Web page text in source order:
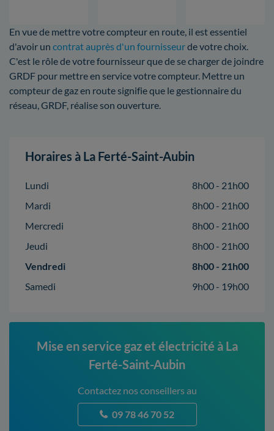
En vue de mettre votre compteur en route, il est essentiel
d'avoir un contrat auprès d'un fournisseurde votre choix.
C'est le rôle de votre fournisseur que de se charger de joindre
GRDF pour mettre en service votre compteur. Mettre un
compteur de gaz en route signifie que le gestionnaire du
réseau, GRDF, réalise son ouverture.
Horaires à La Ferté-Saint-Aubin
Lundi
8h00 - 21h00
Mardi
8h00 - 21h00
Mercredi
8h00 - 21h00
Jeudi
8h00 - 21h00
Vendredi
8h00 - 21h00
Samedi
9h00 - 19h00
Mise en service gaz et électricité à La
Ferté-Saint-Aubin
Contactez nos conseillers au
09 78 46 70 52